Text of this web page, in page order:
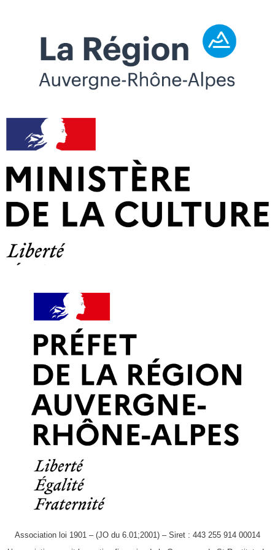
Association loi 1901 – (JO du 6.01;2001) – Siret : 443 255 914 00014